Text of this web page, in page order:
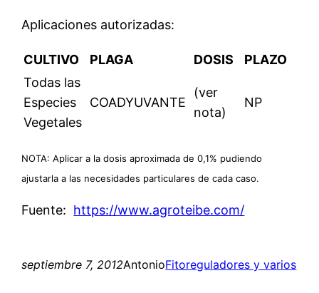
Aplicaciones autorizadas:
CULTIVO PLAGA DOSIS
PLAZO
Todas las
Especies
Vegetales
COADYUVANTE
(ver
nota)
NP
NOTA: Aplicar a la dosis aproximada de 0,1% pudiendo
ajustarla a las necesidades particulares de cada caso.
Fuente: https://www.agroteibe.com/
septiembre 7, 2012AntonioFitoreguladores y varios